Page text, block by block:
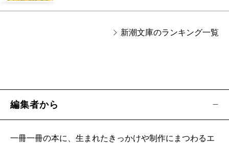
新潮文庫のランキング一覧
編集者から
一冊一冊の本に、生まれたきっかけや制作にまつわるエ